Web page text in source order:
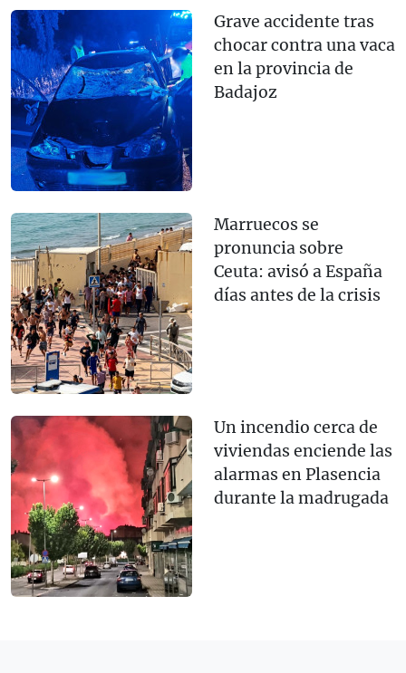
Grave accidente tras
chocar contra una vaca
en la provincia de
Badajoz
Marruecos se
pronuncia sobre
Ceuta: avisó a España
días antes de la crisis
Un incendio cerca de
viviendas enciende las
alarmas en Plasencia
durante la madrugada